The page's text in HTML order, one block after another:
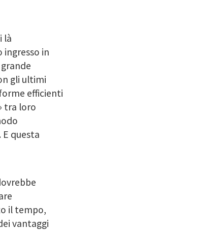
là
ingresso in
gli ultimi
efficienti
tra loro
questa
il tempo,
vantaggi